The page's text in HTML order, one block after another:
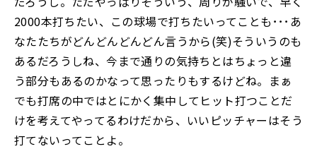
2000本打ちたい、この球場で打ちたいってことも･･･あ
なたたちがどんどんどんどん言うから(笑)そういうのも
あるだろうしね、今まで通りの気持ちとはちょっと違
う部分もあるのかなって思ったりもするけどね。まぁ
でも打席の中ではとにかく集中してヒット打つことだ
けを考えてやってるわけだから、いいピッチャーはそう
打てないってことよ。